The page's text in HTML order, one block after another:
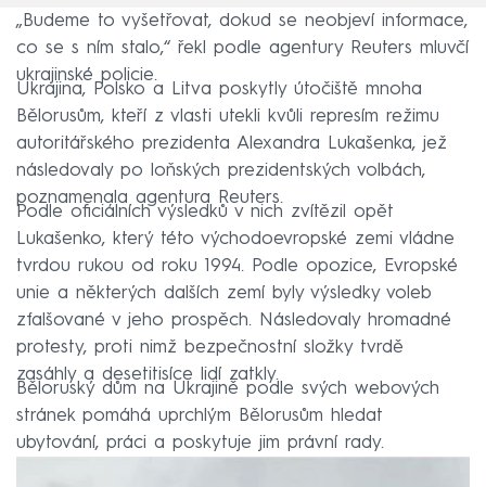
„Budeme to vyšetřovat, dokud se neobjeví informace,
co se s ním stalo,“ řekl podle agentury Reuters mluvčí
ukrajinské policie.
Ukrajina, Polsko a Litva poskytly útočiště mnoha
Bělorusům, kteří z vlasti utekli kvůli represím režimu
autoritářského prezidenta Alexandra Lukašenka, jež
následovaly po loňských prezidentských volbách,
poznamenala agentura Reuters.
Podle oficiálních výsledků v nich zvítězil opět
Lukašenko, který této východoevropské zemi vládne
tvrdou rukou od roku 1994. Podle opozice, Evropské
unie a některých dalších zemí byly výsledky voleb
zfalšované v jeho prospěch. Následovaly hromadné
protesty, proti nimž bezpečnostní složky tvrdě
zasáhly a desetitisíce lidí zatkly.
Běloruský dům na Ukrajině podle svých webových
stránek pomáhá uprchlým Bělorusům hledat
ubytování, práci a poskytuje jim právní rady.